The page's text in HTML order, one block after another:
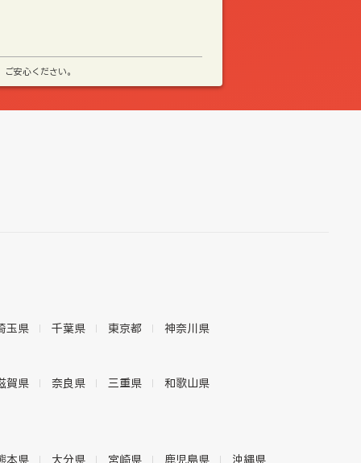
安心ください。
玉県 千葉県 東京都 神奈川県
賀県 奈良県 三重県 和歌山県
本県 大分県 宮崎県 鹿児島県 沖縄県